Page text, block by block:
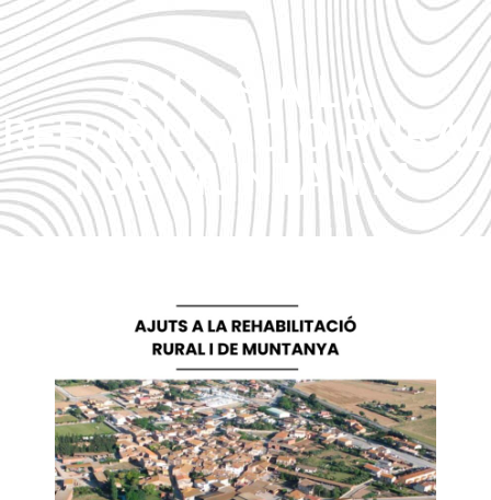
AJUTS A LA
REHABILITACIÓ RURAL
I DE MUNTANYA